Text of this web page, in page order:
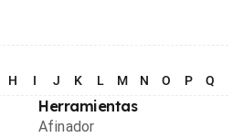
H I J K L M N O P Q
Herramientas
Afinador